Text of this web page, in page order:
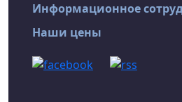
Информационное
Наши цены